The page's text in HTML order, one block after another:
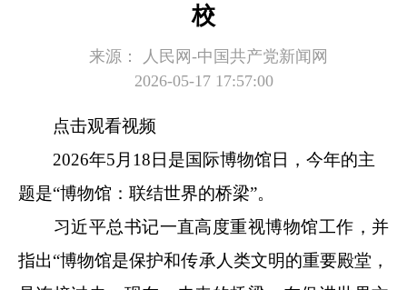
校
来源：
人民网-中国共产党新闻网
2026-05-17 17:57:00
点击观看视频
2026年5月18日是国际博物馆日，今年的主
题是“博物馆：联结世界的桥梁”。
习近平总书记一直高度重视博物馆工作，并
指出“博物馆是保护和传承人类文明的重要殿堂，